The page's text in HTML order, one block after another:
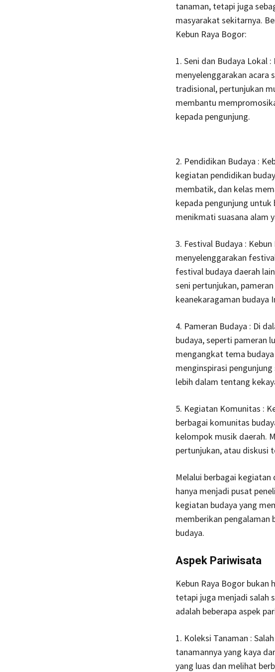
tanaman, tetapi juga
masyarakat sekitarnya.
Kebun Raya Bogor:
1. Seni dan Budaya Lokal
menyelenggarakan acara
tradisional, pertunjukan
membantu
kepada pengunjung.
2. Pendidikan Budaya :
kegiatan pendidikan
membatik, dan kelas
kepada pengunjung
menikmati suasana alam
3. Festival Budaya :
menyelenggarakan
festival budaya daerah
seni pertunjukan,
keanekaragaman budaya
4. Pameran Budaya : Di
budaya, seperti pameran
mengangkat tema
menginspirasi
lebih dalam tentang
5. Kegiatan Komunitas :
berbagai komunitas
kelompok musik daerah.
pertunjukan, atau diskusi
Melalui berbagai
hanya menjadi pusat
kegiatan budaya yang
memberikan pengalaman
budaya.
Aspek Pariwisata
Kebun Raya Bogor
tetapi juga menjadi salah
adalah beberapa aspek
1. Koleksi Tanaman :
tanamannya yang kaya
yang luas dan melihat